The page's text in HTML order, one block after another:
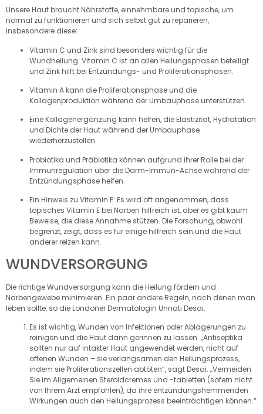
Unsere Haut braucht Nährstoffe, einnehmbare und topische, um
normal zu funktionieren und sich selbst gut zu reparieren,
insbesondere diese:
Vitamin C und Zink sind besonders wichtig für die
Wundheilung. Vitamin C ist an allen Heilungsphasen beteiligt
und Zink hilft bei Entzündungs- und Proliferationsphasen.
Vitamin A kann die Proliferationsphase und die
Kollagenproduktion während der Umbauphase unterstützen.
Eine Kollagenergänzung kann helfen, die Elastizität, Hydratation
und Dichte der Haut während der Umbauphase
wiederherzustellen.
Probiotika und Präbiotika können aufgrund ihrer Rolle bei der
Immunregulation über die Darm-Immun-Achse während der
Entzündungsphase helfen.
Ein Hinweis zu Vitamin E: Es wird oft angenommen, dass
topisches Vitamin E bei Narben hilfreich ist, aber es gibt kaum
Beweise, die diese Annahme stützen. Die Forschung, obwohl
begrenzt, zeigt, dass es für einige hilfreich sein und die Haut
anderer reizen kann.
WUNDVERSORGUNG
Die richtige Wundversorgung kann die Heilung fördern und
Narbengewebe minimieren. Ein paar andere Regeln, nach denen man
leben sollte, so die Londoner Dermatologin Unnati Desai:
Es ist wichtig, Wunden von Infektionen oder Ablagerungen zu
reinigen und die Haut dann gerinnen zu lassen. „Antiseptika
sollten nur auf intakter Haut angewendet werden, nicht auf
offenen Wunden – sie verlangsamen den Heilungsprozess,
indem sie Proliferationszellen abtöten“, sagt Desai. „Vermeiden
Sie im Allgemeinen Steroidcremes und -tabletten (sofern nicht
von Ihrem Arzt empfohlen), da ihre entzündungshemmenden
Wirkungen auch den Heilungsprozess beeinträchtigen können.“